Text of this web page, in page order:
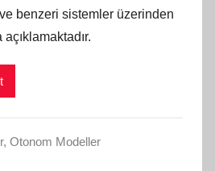
ve benzeri sistemler üzerinden
, Otonom Modeller